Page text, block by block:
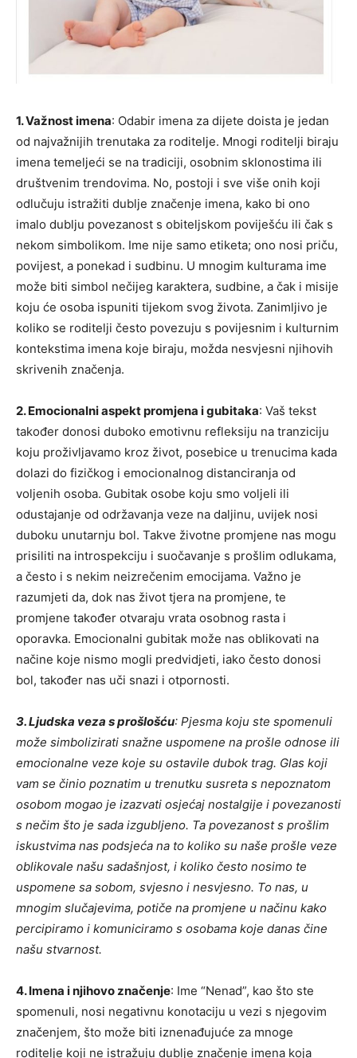
1. Važnost imena: Odabir imena za dijete doista je jedan
od najvažnijih trenutaka za roditelje. Mnogi roditelji biraju
imena temeljeći se na tradiciji, osobnim sklonostima ili
društvenim trendovima. No, postoji i sve više onih koji
odlučuju istražiti dublje značenje imena, kako bi ono
imalo dublju povezanost s obiteljskom poviješću ili čak s
nekom simbolikom. Ime nije samo etiketa; ono nosi priču,
povijest, a ponekad i sudbinu. U mnogim kulturama ime
može biti simbol nečijeg karaktera, sudbine, a čak i misije
koju će osoba ispuniti tijekom svog života. Zanimljivo je
koliko se roditelji često povezuju s povijesnim i kulturnim
kontekstima imena koje biraju, možda nesvjesni njihovih
skrivenih značenja.
2. Emocionalni aspekt promjena i gubitaka: Vaš tekst
također donosi duboko emotivnu refleksiju na tranziciju
koju proživljavamo kroz život, posebice u trenucima kada
dolazi do fizičkog i emocionalnog distanciranja od
voljenih osoba. Gubitak osobe koju smo voljeli ili
odustajanje od održavanja veze na daljinu, uvijek nosi
duboku unutarnju bol. Takve životne promjene nas mogu
prisiliti na introspekciju i suočavanje s prošlim odlukama,
a često i s nekim neizrečenim emocijama. Važno je
razumjeti da, dok nas život tjera na promjene, te
promjene također otvaraju vrata osobnog rasta i
oporavka. Emocionalni gubitak može nas oblikovati na
načine koje nismo mogli predvidjeti, iako često donosi
bol, također nas uči snazi i otpornosti.
3. Ljudska veza s prošlošću: Pjesma koju ste spomenuli
može simbolizirati snažne uspomene na prošle odnose ili
emocionalne veze koje su ostavile dubok trag. Glas koji
vam se činio poznatim u trenutku susreta s nepoznatom
osobom mogao je izazvati osjećaj nostalgije i povezanosti
s nečim što je sada izgubljeno. Ta povezanost s prošlim
iskustvima nas podsjeća na to koliko su naše prošle veze
oblikovale našu sadašnjost, i koliko često nosimo te
uspomene sa sobom, svjesno i nesvjesno. To nas, u
mnogim slučajevima, potiče na promjene u načinu kako
percipiramo i komuniciramo s osobama koje danas čine
našu stvarnost.
4. Imena i njihovo značenje: Ime “Nenad”, kao što ste
spomenuli, nosi negativnu konotaciju u vezi s njegovim
značenjem, što može biti iznenađujuće za mnoge
roditelje koji ne istražuju dublje značenje imena koja